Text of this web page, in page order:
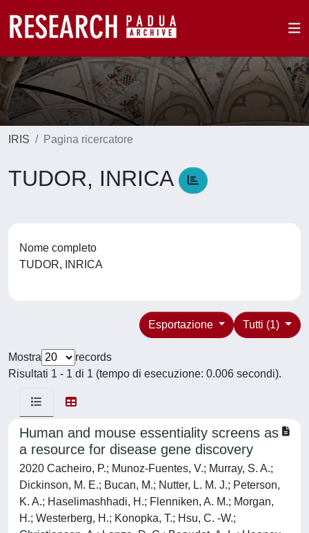
IRIS Pagina ricercatore
TUDOR, INRICA
Nome completo
TUDOR, INRICA
Tutti (1)
Esportazione
Mostra
records
Risultati 1 - 1 di 1 (tempo di esecuzione: 0.006 secondi).
Human and mouse essentiality screens as
a resource for disease gene discovery
2020 Cacheiro, P.; Munoz-Fuentes, V.; Murray, S. A.;
Dickinson, M. E.; Bucan, M.; Nutter, L. M. J.; Peterson,
K. A.; Haselimashhadi, H.; Flenniken, A. M.; Morgan,
H.; Westerberg, H.; Konopka, T.; Hsu, C. -W.;